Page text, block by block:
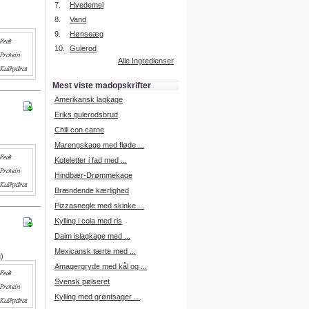
Intelligent søgning
Få foreslået opskrifter.
Prøv vores nye "Foreslå
Læs mere her.
Vi har nu oprettet et mad forum,
hvor i kan dele jeres erfaringer.
Log på med dine oplysninger fra
Madopskrifter.nu.
Gå til forum
Indkøbsliste på SMS
på SMS.
For at benytte SMS funktionen,
7.
Hvedemel
8.
Vand
9.
Hønseæg
10.
Gulerod
Alle Ingredienser
Mest viste madopskrifter
Amerikansk lagkage
Eriks gulerodsbrud
Chili con carne
Marengskage med fløde ...
Koteletter i fad med ...
Hindbær-Drømmekage
Brændende kærlighed
Pizzasnegle med skinke ...
Kylling i cola med ris
Daim islagkage med ...
Mexicansk tærte med ...
Amagergryde med kål og ...
Svensk pølseret
Kylling med grøntsager ...